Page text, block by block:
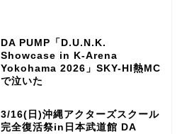
DA PUMP「D.U.N.K.
Showcase in K-Arena
Yokohama 2026」SKY-HI熱MC
で泣いた
3/16(日)沖縄アクターズスクール
完全復活祭in日本武道館 DA